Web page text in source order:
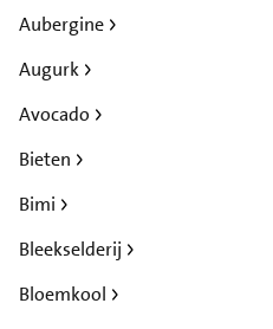
Aubergine
Augurk
Avocado
Bieten
Bimi
Bleekselderij
Bloemkool